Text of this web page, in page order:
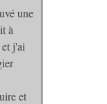
une
à
j'ai
et